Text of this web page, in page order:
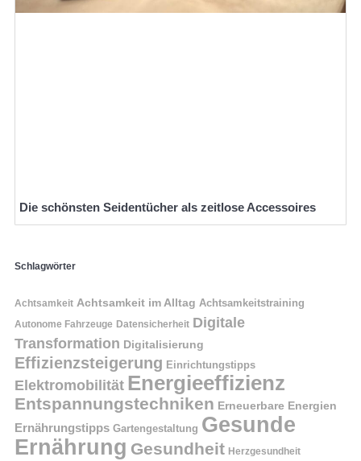
Die schönsten Seidentücher als zeitlose Accessoires
Schlagwörter
Achtsamkeit Achtsamkeit im Alltag Achtsamkeitstraining
Autonome Fahrzeuge Datensicherheit Digitale
Transformation Digitalisierung
Effizienzsteigerung Einrichtungstipps
Elektromobilität Energieeffizienz
Entspannungstechniken Erneuerbare Energien
Ernährungstipps Gartengestaltung Gesunde
Ernährung Gesundheit Herzgesundheit